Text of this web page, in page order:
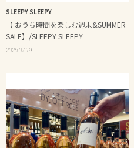
SLEEPY SLEEPY
【 おうち時間を楽しむ週末&SUMMER
SALE】/SLEEPY SLEEPY
2026.07.19